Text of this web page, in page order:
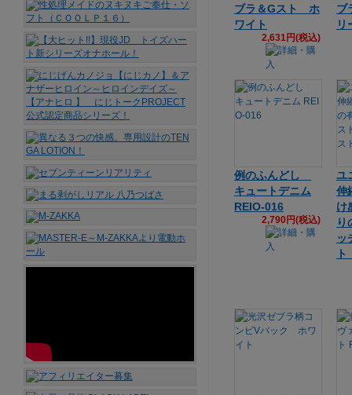
ブラ＆Gスト ホ
ワイト
2,631円(税込)
ブ
リ
例のふんどし
キュートデニム
REIO-016
2,790円(税込)
ユ
伸
け
り
ッ